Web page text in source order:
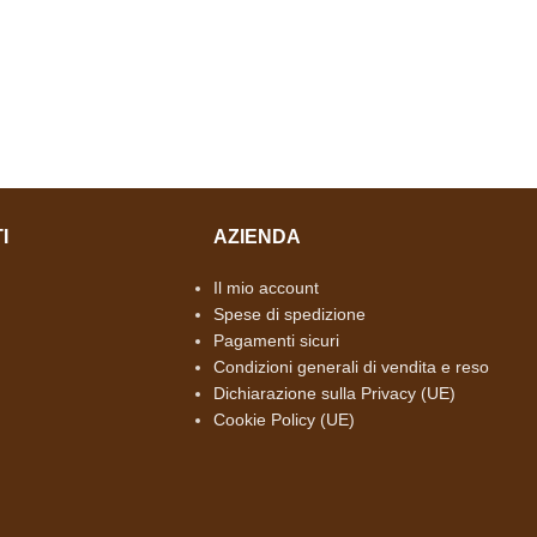
AZIENDA
Il mio account
Spese di spedizione
Pagamenti sicuri
Condizioni generali di vendita e reso
Dichiarazione sulla Privacy (UE)
Cookie Policy (UE)